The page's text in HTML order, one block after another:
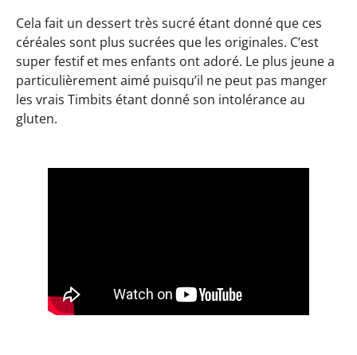
Cela fait un dessert très sucré étant donné que ces
céréales sont plus sucrées que les originales. C’est
super festif et mes enfants ont adoré. Le plus jeune a
particulièrement aimé puisqu’il ne peut pas manger
les vrais Timbits étant donné son intolérance au
gluten.